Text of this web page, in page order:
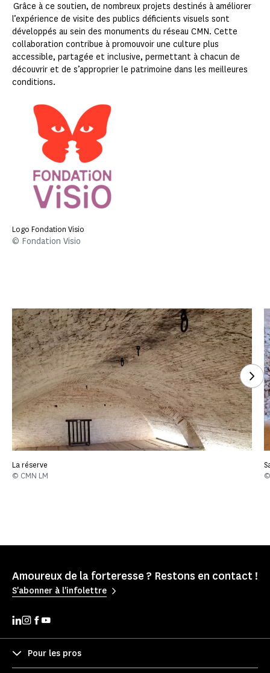
Grâce à ce soutien, de nombreux projets destinés à améliorer
l’expérience de visite des publics déficients visuels sont
développés au sein des monuments du réseau CMN. Cette
collaboration contribue à promouvoir une culture plus
accessible, partagée et inclusive, permettant à chacun de
découvrir et de s’approprier le patrimoine dans les meilleures
conditions.
Logo Fondation Visio
© Fondation Visio
La réserve
© CMN LM
Amoureux de la forteresse ? Restons en contact !
S'abonner à l'infolettre
Pour les pros